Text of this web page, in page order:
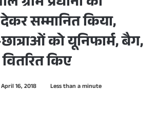
देकर सम्मानित किया,
को यूनिफार्म, बैग,
किए
April 16, 2018 Less than a minute